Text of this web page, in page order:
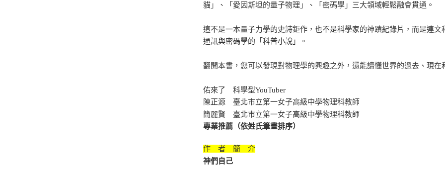
貓」、「愛因斯坦的量子物理」、「密碼學」三大領域輕鬆融會貫通。
這不是一本量子力學的史詩鉅作，也不是科學家的神蹟紀錄片，而是連
通訊與密碼學的「科普小說」。
翻開本書，您可以發現對物理學的興趣之外，還能讀懂世界的過去、現在
佑來了 科學型YouTuber
陳正源 臺北市立第一女子高級中學物理科教師
簡麗賢 臺北市立第一女子高級中學物理科教師
專業推薦（依姓氏筆畫排序）
作 者 簡 介
神們自己